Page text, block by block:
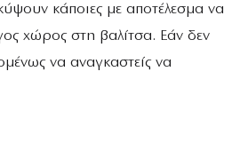
κάποιες με αποτέλεσμα να
χώρος στη βαλίτσα. Εάν δεν
να αναγκαστείς να